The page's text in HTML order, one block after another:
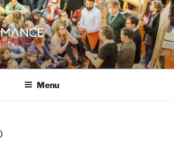
Area Performance.
Menu